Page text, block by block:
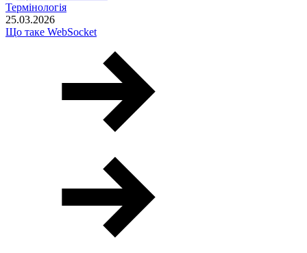
Термінологія
25.03.2026
Що таке WebSocket